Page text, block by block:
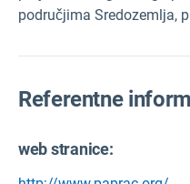
područjima Sredozemlja,
Referentne
web stranice: